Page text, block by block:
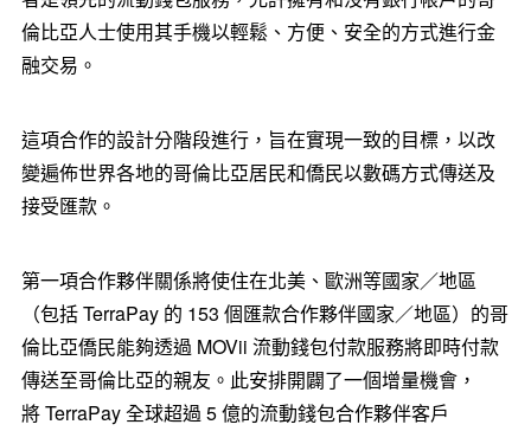
倫比亞人士使用其手機以輕鬆、方便、安全的方式進行金
融交易。
這項合作的設計分階段進行，旨在實現一致的目標，以改
變遍佈世界各地的哥倫比亞居民和僑民以數碼方式傳送及
接受匯款。
第一項合作夥伴關係將使住在北美、歐洲等國家／地區
（包括 TerraPay 的 153 個匯款合作夥伴國家／地區）的哥
倫比亞僑民能夠透過 MOVii 流動錢包付款服務將即時付款
傳送至哥倫比亞的親友。此安排開闢了一個增量機會，
將 TerraPay 全球超過 5 億的流動錢包合作夥伴客戶